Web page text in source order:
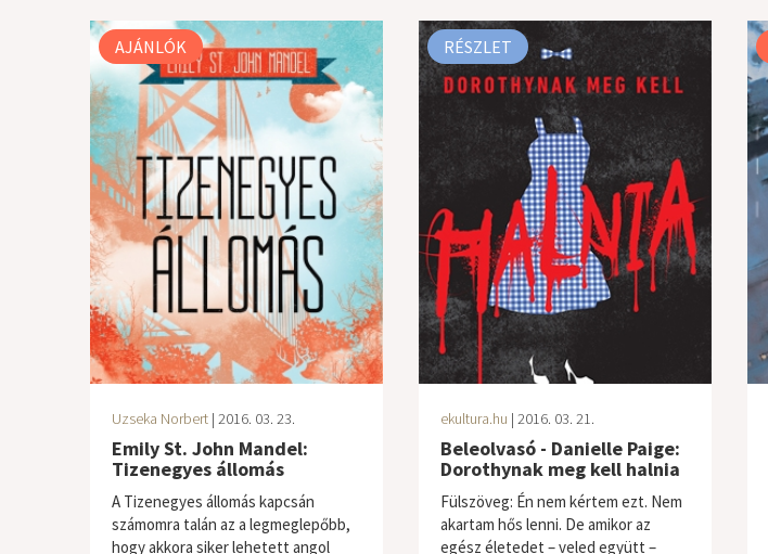
AJÁNLÓK
Uzseka Norbert| 2016. 03. 23.
Emily St. John Mandel:
Tizenegyes állomás
A Tizenegyes állomás kapcsán
számomra talán az a legmeglepőbb,
hogy akkora siker lehetett angol
RÉSZLET
ekultura.hu | 2016. 03. 21.
Beleolvasó - Danielle Paige:
Dorothynak meg kell halnia
Fülszöveg: Én nem kértem ezt. Nem
akartam hős lenni. De amikor az
egész életedet – veled együtt –